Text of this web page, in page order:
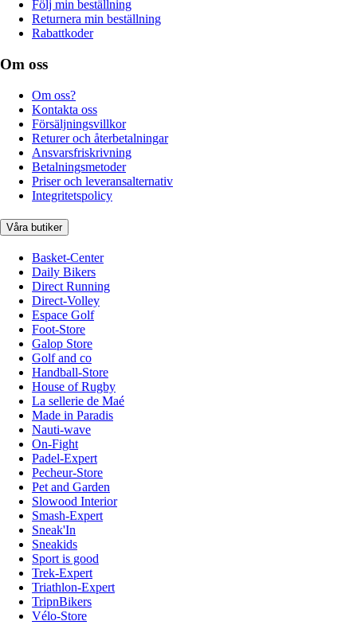
Följ min beställning
Returnera min beställning
Rabattkoder
Om oss
Om oss?
Kontakta oss
Försäljningsvillkor
Returer och återbetalningar
Ansvarsfriskrivning
Betalningsmetoder
Priser och leveransalternativ
Integritetspolicy
Våra butiker
Basket-Center
Daily Bikers
Direct Running
Direct-Volley
Espace Golf
Foot-Store
Galop Store
Golf and co
Handball-Store
House of Rugby
La sellerie de Maé
Made in Paradis
Nauti-wave
On-Fight
Padel-Expert
Pecheur-Store
Pet and Garden
Slowood Interior
Smash-Expert
Sneak'In
Sneakids
Sport is good
Trek-Expert
Triathlon-Expert
TripnBikers
Vélo-Store